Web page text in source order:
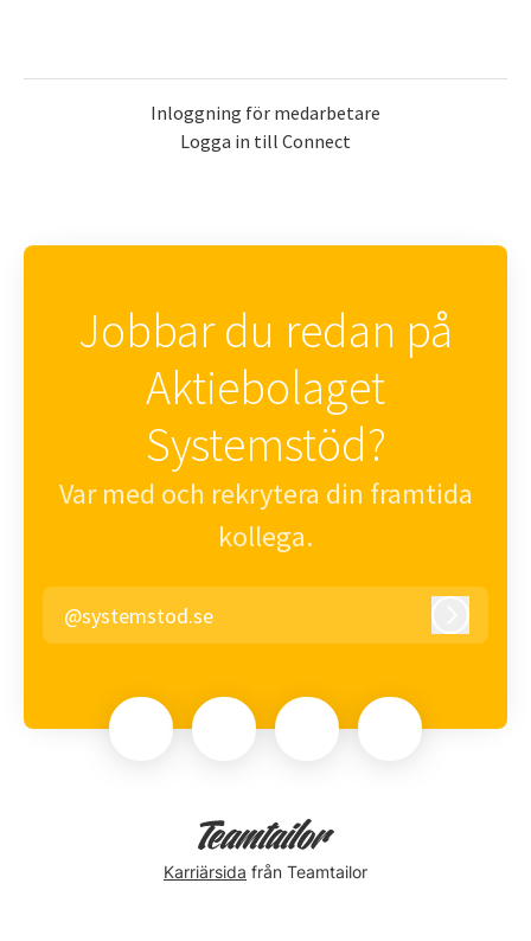
Inloggning för medarbetare
Logga in till Connect
Jobbar du redan på
Aktiebolaget
Systemstöd?
Var med och rekrytera din framtida
kollega.
@systemstod.se
Karriärsida från Teamtailor